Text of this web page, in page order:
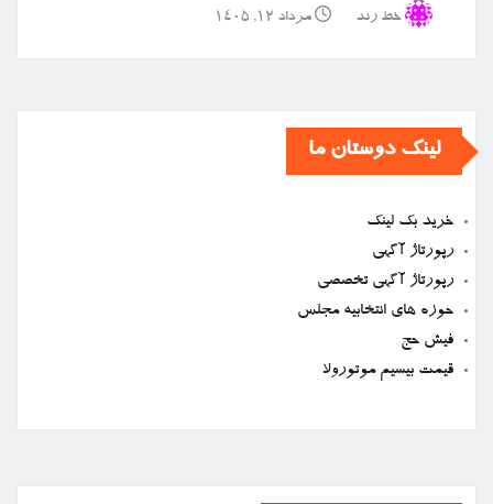
خط رند مرداد ۱۲, ۱۴۰۵
لینک دوستان ما
خرید بک لینک
رپورتاژ آگهی
رپورتاژ آگهی تخصصی
حوزه های انتخابیه مجلس
فیش حج
قیمت بیسیم موتورولا